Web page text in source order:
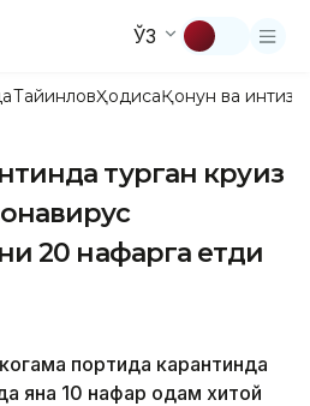
ЎЗ
ТайинловҲодисаҚонун ва
турган круиз
20 нафарга етди
портида карантинда
яна 10 нафар одам хитой